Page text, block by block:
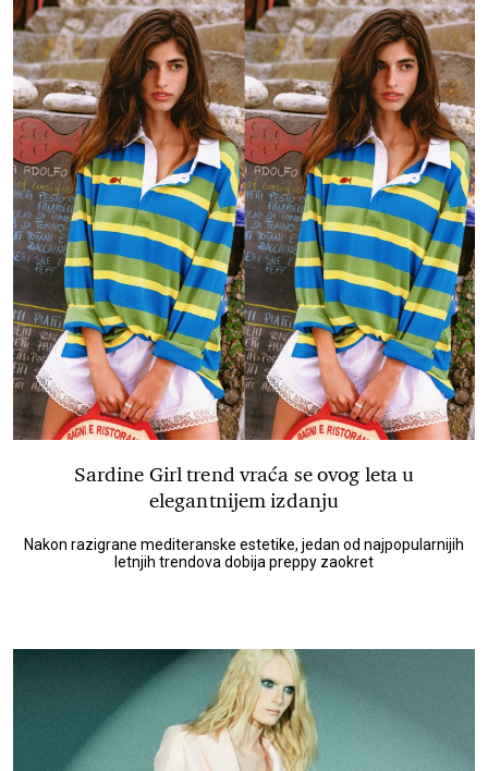
Sardine Girl trend vraća se ovog leta u
elegantnijem izdanju
Nakon razigrane mediteranske estetike, jedan od najpopularnijih
letnjih trendova dobija preppy zaokret